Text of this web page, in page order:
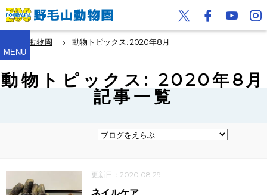
MENU
野毛山動物園 動物トピックス: 2020年8月
動物トピックス: 2020年8月
記事一覧
更新日：2020.08.29